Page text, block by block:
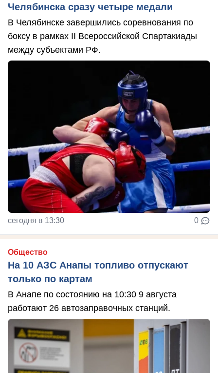
Челябинска сразу четыре медали
В Челябинске завершились соревнования по
боксу в рамках II Всероссийской Спартакиады
между субъектами РФ.
сегодня в 13:30 0
Общество
На 10 АЗС Анапы топливо отпускают
только по картам
В Анапе по состоянию на 10:30 9 августа
работают 26 автозаправочных станций.